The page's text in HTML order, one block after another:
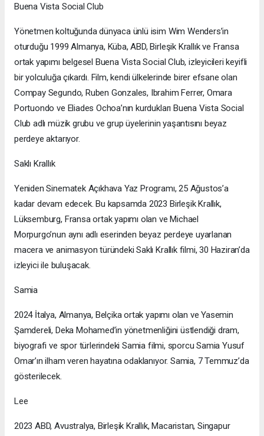
Buena Vista Social Club
Yönetmen koltuğunda dünyaca ünlü isim Wim Wenders’in
oturduğu 1999 Almanya, Küba, ABD, Birleşik Krallık ve Fransa
ortak yapımı belgesel Buena Vista Social Club, izleyicileri keyifli
bir yolculuğa çıkardı. Film, kendi ülkelerinde birer efsane olan
Compay Segundo, Ruben Gonzales, Ibrahim Ferrer, Omara
Portuondo ve Eliades Ochoa’nın kurdukları Buena Vista Social
Club adlı müzik grubu ve grup üyelerinin yaşantısını beyaz
perdeye aktarıyor.
Saklı Krallık
Yeniden Sinematek Açıkhava Yaz Programı, 25 Ağustos’a
kadar devam edecek. Bu kapsamda 2023 Birleşik Krallık,
Lüksemburg, Fransa ortak yapımı olan ve Michael
Morpurgo’nun aynı adlı eserinden beyaz perdeye uyarlanan
macera ve animasyon türündeki Saklı Krallık filmi, 30 Haziran’da
izleyici ile buluşacak.
Samia
2024 İtalya, Almanya, Belçika ortak yapımı olan ve Yasemin
Şamdereli, Deka Mohamed’in yönetmenliğini üstlendiği dram,
biyografi ve spor türlerindeki Samia filmi, sporcu Samia Yusuf
Omar’ın ilham veren hayatına odaklanıyor. Samia, 7 Temmuz’da
gösterilecek.
Lee
2023 ABD, Avustralya, Birleşik Krallık, Macaristan, Singapur